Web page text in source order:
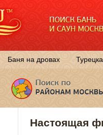
Баня на дровах
Настоящая